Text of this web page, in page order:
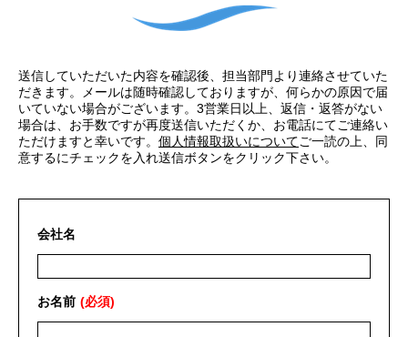
送信していただいた内容を確認後、担当部門より連絡させていた
だきます。メールは随時確認しておりますが、何らかの原因で届
いていない場合がございます。3営業日以上、返信・返答がない
場合は、お手数ですが再度送信いただくか、お電話にてご連絡い
ただけますと幸いです。 個人情報取扱いについてご一読の上、同
意するにチェックを入れ送信ボタンをクリック下さい。
会社名
お名前